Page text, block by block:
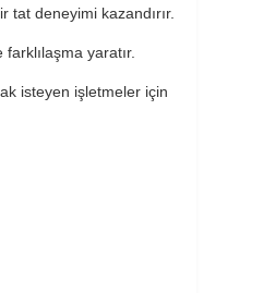
deneyimi kazandırır.
yaratır.
isteyen işletmeler için